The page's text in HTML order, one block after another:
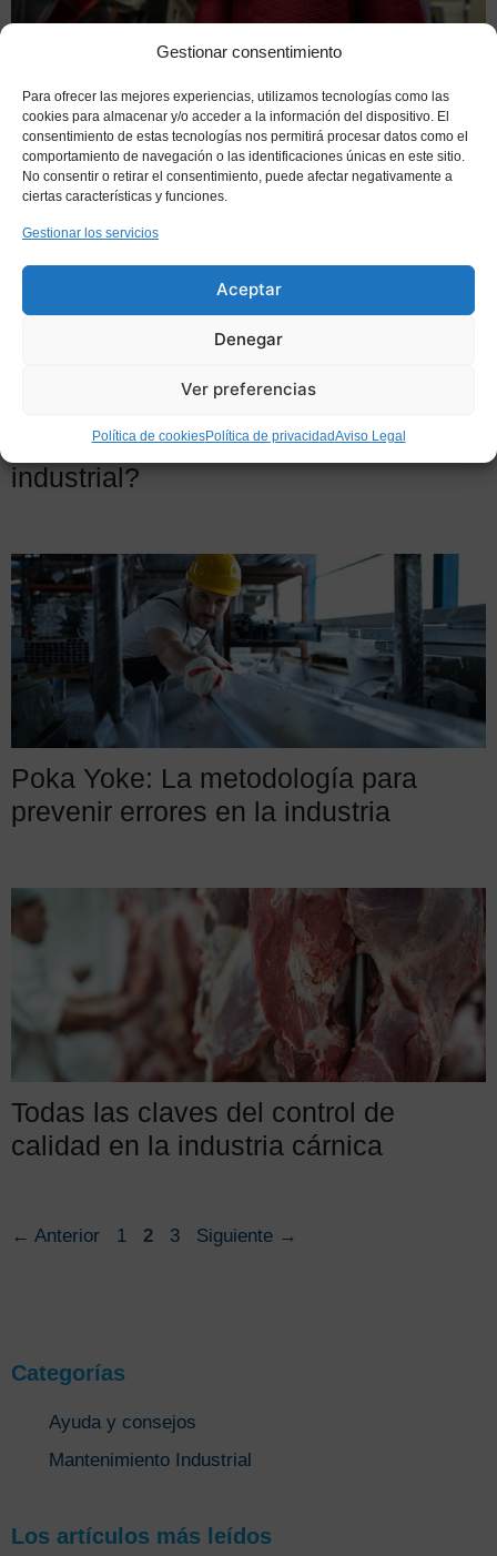
Gestionar consentimiento
Para ofrecer las mejores experiencias, utilizamos tecnologías como las
cookies para almacenar y/o acceder a la información del dispositivo. El
consentimiento de estas tecnologías nos permitirá procesar datos como el
comportamiento de navegación o las identificaciones únicas en este sitio.
No consentir o retirar el consentimiento, puede afectar negativamente a
ciertas características y funciones.
Gestionar los servicios
Aceptar
Denegar
Ver preferencias
Política de cookiesPolítica de privacidadAviso Legal
Control de calidad en la industria
textil: Todas las claves
¿Qué es una auditoría energética
industrial?
Poka Yoke: La metodología para
prevenir errores en la industria
Todas las claves del control de
calidad en la industria cárnica
← Anterior Página
1 Página
2 Página
3 Siguiente →
Categorías
Ayuda y consejos
Mantenimiento Industrial
Los artículos más leídos